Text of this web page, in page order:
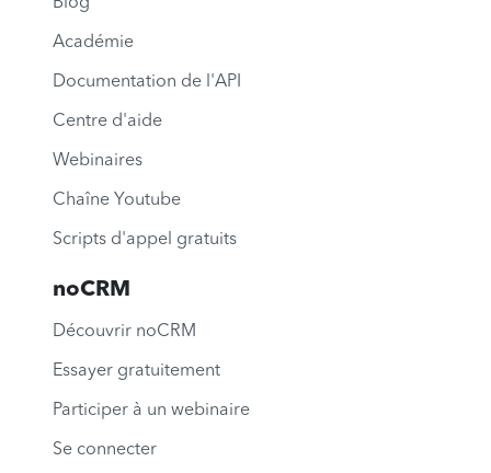
Blog
Académie
Documentation de l'API
Centre d'aide
Webinaires
Chaîne Youtube
Scripts d'appel gratuits
noCRM
Découvrir noCRM
Essayer gratuitement
Participer à un webinaire
Se connecter